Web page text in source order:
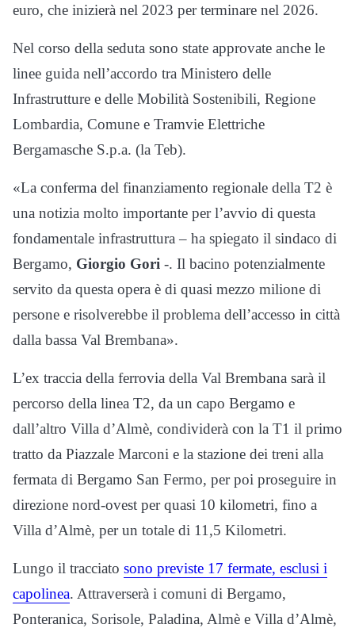
euro, che inizierà nel 2023 per terminare nel 2026.
Nel corso della seduta sono state approvate anche le
linee guida nell’accordo tra Ministero delle
Infrastrutture e delle Mobilità Sostenibili, Regione
Lombardia, Comune e Tramvie Elettriche
Bergamasche S.p.a. (la Teb).
«La conferma del finanziamento regionale della T2 è
una notizia molto importante per l’avvio di questa
fondamentale infrastruttura – ha spiegato il sindaco di
Bergamo, Giorgio Gori -. Il bacino potenzialmente
servito da questa opera è di quasi mezzo milione di
persone e risolverebbe il problema dell’accesso in città
dalla bassa Val Brembana».
L’ex traccia della ferrovia della Val Brembana sarà il
percorso della linea T2, da un capo Bergamo e
dall’altro Villa d’Almè, condividerà con la T1 il primo
tratto da Piazzale Marconi e la stazione dei treni alla
fermata di Bergamo San Fermo, per poi proseguire in
direzione nord-ovest per quasi 10 kilometri, fino a
Villa d’Almè, per un totale di 11,5 Kilometri.
Lungo il tracciato sono previste 17 fermate, esclusi i
capolinea. Attraverserà i comuni di Bergamo,
Ponteranica, Sorisole, Paladina, Almè e Villa d’Almè,